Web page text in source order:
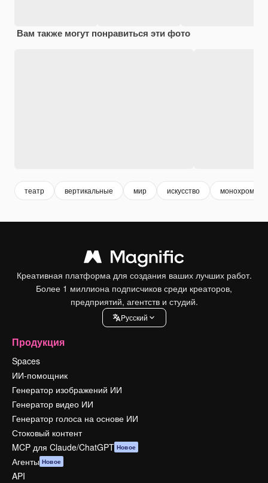
Вам также могут понравиться эти фото
театр вертикальные мир искусство монохромный
Креативная платформа для создания ваших лучших работ.
Более 1 миллиона подписчиков среди креаторов,
предприятий, агентств и студий.
Pусский
Продукция
Spaces
ИИ-помощник
Генератор изображений ИИ
Генератор видео ИИ
Генератор голоса на основе ИИ
Стоковый контент
MCP для Claude/ChatGPT Новое
Агенты Новое
API